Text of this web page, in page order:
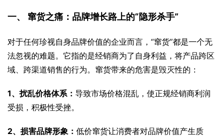
一、 窜货之痛：品牌增长路上的“隐形杀手”
对于任何珍视自身品牌价值的企业而言，“窜货”都是一个无
法忽视的难题。它指的是经销商为了自身利益，将产品跨区
域、跨渠道销售的行为。窜货带来的危害是毁灭性的：
1、扰乱价格体系： 导致市场价格混乱，使正规经销商利润
受损，积极性受挫。
2、损害品牌形象： 低价窜货让消费者对品牌价值产生质